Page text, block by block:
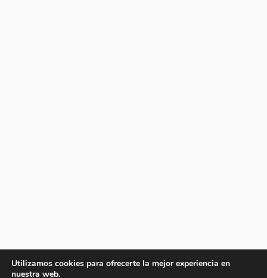
Utilizamos cookies para ofrecerte la mejor experiencia en
nuestra web.